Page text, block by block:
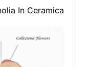
In Ceramica Di